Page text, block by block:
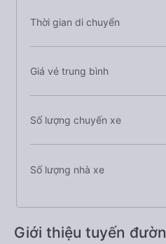
Thời gian di chuyển
Giá vé trung bình
Số lượng chuyến xe
Số lượng nhà xe
Giới thiệu tuyến